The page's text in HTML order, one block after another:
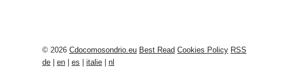
© 2026 Cdocomosondrio.eu Best Read Cookies Policy RSS
de
en es italie nl